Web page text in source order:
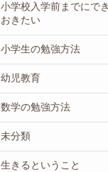
小学校入学前までにで
おきたい
小学生の勉強方法
幼児教育
数学の勉強方法
未分類
生きるということ